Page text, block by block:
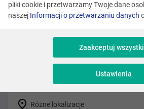
Różne lokalizacje
Różne lokalizacje
pliki cookie i przetwarzamy Twoje dane
naszej Informacji o przetwarzaniu danych
Zaakceptuj
Ustawienia